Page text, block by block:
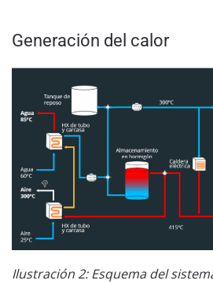
Generación del calor
Ilustración 2: Esquema del